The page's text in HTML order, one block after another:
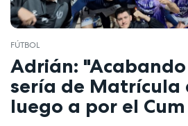
FÚTBOL
Adrián:
sería de Matrícula
luego a por el